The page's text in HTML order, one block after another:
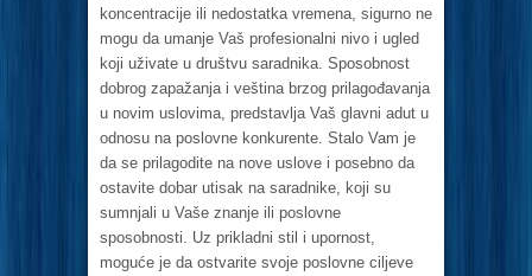
koncentracije ili nedostatka vremena, sigurno ne
mogu da umanje Vaš profesionalni nivo i ugled
koji uživate u društvu saradnika. Sposobnost
dobrog zapažanja i veština brzog prilagođavanja
u novim uslovima, predstavlja Vaš glavni adut u
odnosu na poslovne konkurente. Stalo Vam je
da se prilagodite na nove uslove i posebno da
ostavite dobar utisak na saradnike, koji su
sumnjali u Vaše znanje ili poslovne
sposobnosti. Uz prikladni stil i upornost,
moguće je da ostvarite svoje poslovne ciljeve